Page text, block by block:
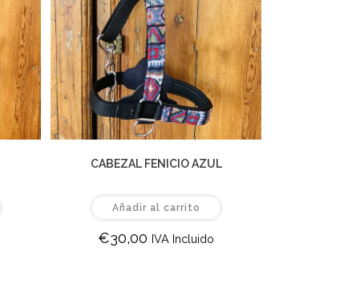
CABEZAL FENICIO AZUL
Añadir al carrito
€30,00 IVA Incluido